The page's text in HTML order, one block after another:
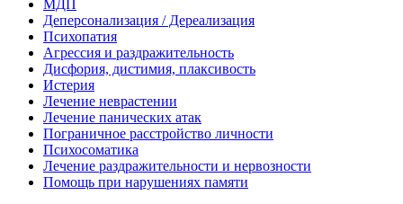
МДП
Деперсонализация / Дереализация
Психопатия
Агрессия и раздражительность
Дисфория, дистимия, плаксивость
Истерия
Лечение неврастении
Лечение панических атак
Пограничное расстройство личности
Психосоматика
Лечение раздражительности и нервозности
Помощь при нарушениях памяти